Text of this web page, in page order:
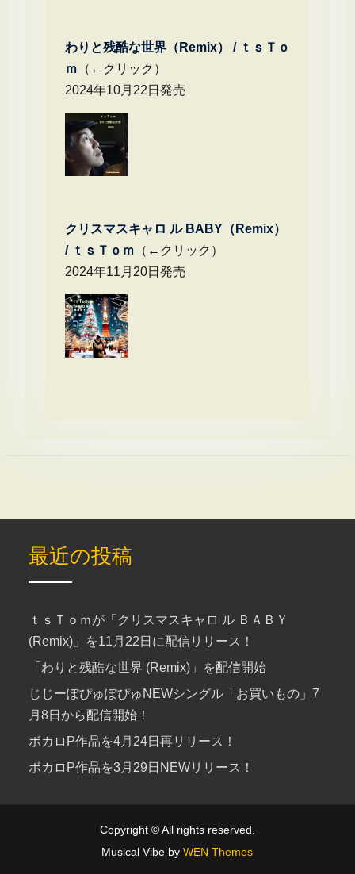
わりと残酷な世界（Remix） / ｔｓＴｏ
ｍ （←クリック）
2024年10月22日発売
クリスマスキャロ ル BABY（Remix）
/ ｔｓＴｏｍ （←クリック）
2024年11月20日発売
最近の投稿
ｔｓＴｏｍが「クリスマスキャロ ル ＢＡＢＹ
(Remix)」を11月22日に配信リリース！
「わりと残酷な世界 (Remix)」を配信開始
じじーぽぴゅぽぴゅNEWシングル「お買いもの」7
月8日から配信開始！
ボカロP作品を4月24日再リリース！
ボカロP作品を3月29日NEWリリース！
Copyright © All rights reserved.
Musical Vibe byWEN Themes